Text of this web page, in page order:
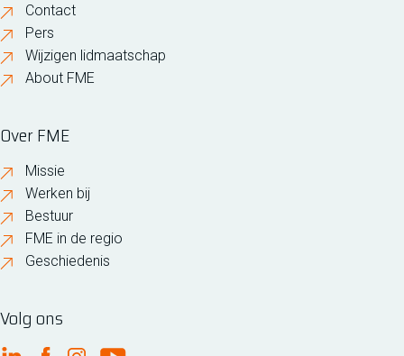
Contact
Pers
Wijzigen lidmaatschap
About FME
Over FME
Missie
Werken bij
Bestuur
FME in de regio
Geschiedenis
Volg ons